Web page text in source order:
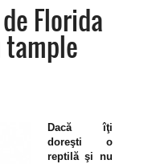
Florida
tample
Dacă îţi
doreşti o
reptilă şi nu